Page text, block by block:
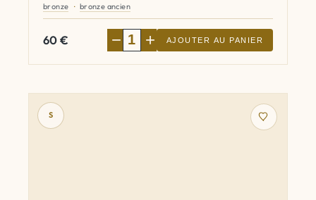
bronze bronze ancien
60€ − + AJOUTER AU PANIER
S